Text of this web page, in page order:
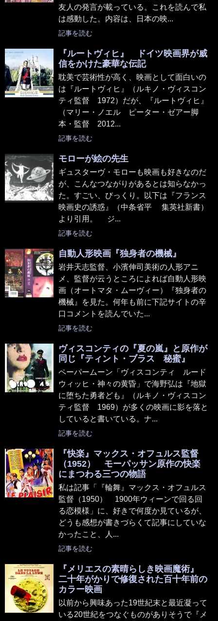
友人の発言が載っている。これを読んで私
は感動した。内容は、日本の映...
記事を読む
『ルートヴィヒ』 ドイツ映画界が威
信をかけた豪華な伝記
耽美で芸術性が高く、映画として面白いの
は『ルートヴィヒ』（ルキノ・ヴィスコン
ティ監督 1972）だが、『ルートヴィヒ』
（マリー・ノエル ピーター・ゼアー脚
本・監督 2012...
記事を読む
モローが絵の先生
ギュスターヴ・モローも映画も好きなのだ
が、こんなつながりがあるとは知らなかっ
た。すごい、びっくり。以下は『フランス
映画史の誘惑』（中条省平 集英社新書）
より引用。 ジ...
記事を読む
自動人形映画『独身者の機械』
岩井天志監督、小濱伸司美術の人形アニ
メ、監督が云うところによれば自動人形映
画（オートマタ・ムーヴィー）『独身者の
機械』を見た。何年も前に下記サイトの辛
口コメントを読んでいた...
記事を読む
ヴィスコンティの『夏の嵐』と原作が
同じ『ティント・ブラス 秘蜜』
ペーパームーン「ヴィスコンティ ルード
ウィッヒ・神々の黄昏」で海野弘は『地獄
に堕ちた勇者ども』（ルキノ・ヴィスコン
ティ監督 1969）が多くの映画に影を落と
していると書いている。ナ...
記事を読む
『快楽』マックス・オフュルス監督
（1952） モーパッサン原作の快楽
にまつわる三つの物語
私は記事「『輪舞』マックス・オフュルス
監督（1950） 1900年ウィーンで回る回
る恋模様」に、好きで何度か見ているが、
どうも感想が書きづらくて記事にしていな
かったこと、人...
記事を読む
『メリエスの素晴らしき映画魔術』
二十年がかりで修復された百十年前の
カラー映画
以前から興味あった19世紀末と最近凝って
いる20世紀をつなぐものがありそうで『メ